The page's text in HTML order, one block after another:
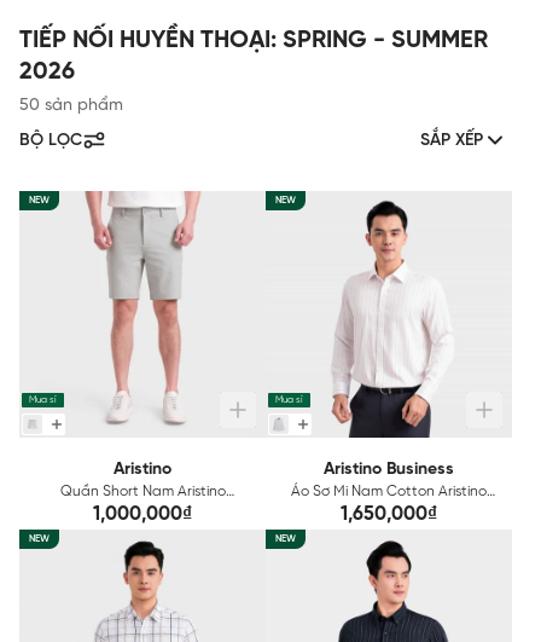
TIẾP NỐI HUYỀN THOẠI: SPRING - SUMMER
2026
50 sản phẩm
BỘ LỌC
SẮP XẾP
NEW
Mua sỉ
Aristino
Quần Short Nam Aristino
ASO222SAH2
1,000,000₫
NEW
Mua sỉ
Aristino Business
Áo Sơ Mi Nam Cotton Aristino
Business Regular Fit 1LS207S0H2
1,650,000₫
NEW NEW